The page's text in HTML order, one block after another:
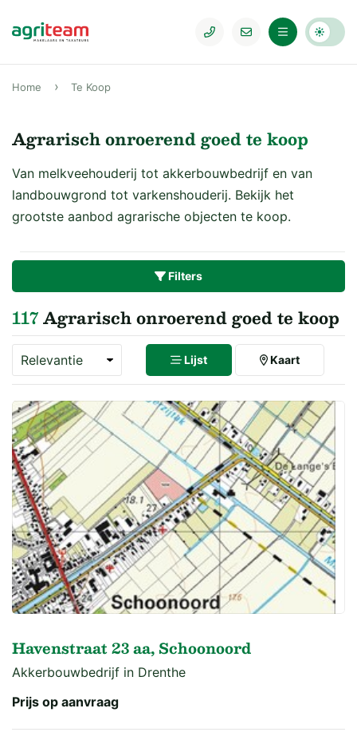
Home Te Koop
Agrarisch onroerend goed te koop
Van melkveehouderij tot akkerbouwbedrijf en van
landbouwgrond tot varkenshouderij. Bekijk het
grootste aanbod agrarische objecten te koop.
Filters
117Agrarisch onroerend goed te koop
Lijst Kaart
Havenstraat 23 aa, Schoonoord
Akkerbouwbedrijf in Drenthe
Prijs op aanvraag